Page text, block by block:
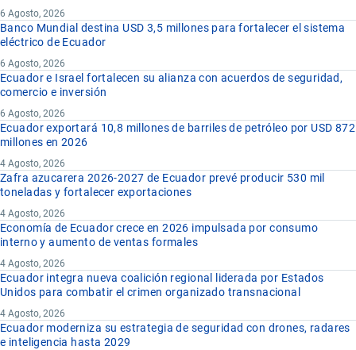
6 Agosto, 2026
Banco Mundial destina USD 3,5 millones para fortalecer el sistema
eléctrico de Ecuador
6 Agosto, 2026
Ecuador e Israel fortalecen su alianza con acuerdos de seguridad,
comercio e inversión
6 Agosto, 2026
Ecuador exportará 10,8 millones de barriles de petróleo por USD 872
millones en 2026
4 Agosto, 2026
Zafra azucarera 2026-2027 de Ecuador prevé producir 530 mil
toneladas y fortalecer exportaciones
4 Agosto, 2026
Economía de Ecuador crece en 2026 impulsada por consumo
interno y aumento de ventas formales
4 Agosto, 2026
Ecuador integra nueva coalición regional liderada por Estados
Unidos para combatir el crimen organizado transnacional
4 Agosto, 2026
Ecuador moderniza su estrategia de seguridad con drones, radares
e inteligencia hasta 2029